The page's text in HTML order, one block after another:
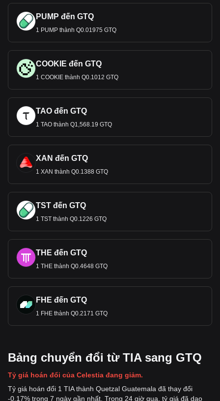
PUMP đến GTQ
1 PUMP thành Q0.01975 GTQ
COOKIE đến GTQ
1 COOKIE thành Q0.1012 GTQ
TAO đến GTQ
1 TAO thành Q1,568.19 GTQ
XAN đến GTQ
1 XAN thành Q0.1388 GTQ
TST đến GTQ
1 TST thành Q0.1226 GTQ
THE đến GTQ
1 THE thành Q0.4648 GTQ
FHE đến GTQ
1 FHE thành Q0.2171 GTQ
Bảng chuyển đổi từ TIA sang GTQ
Tỷ giá hoán đổi của Celestia đang giảm.
Tỷ giá hoán đổi 1 TIA thành Quetzal Guatemala đã thay đổi
-0.17% trong 7 ngày gần nhất. Trong 24 giờ qua, tỷ giá đã dao